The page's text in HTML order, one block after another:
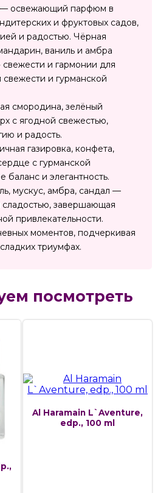
— освежающий парфюм в
и фруктовых садов,
и радостью. Чёрная
ваниль и амбра
свежести и гармонии для
и гурманской
смородина, зелёный
с ягодной свежестью,
и радость.
газировка, конфета,
с гурманской
баланс и элегантность.
мускус, амбра, сандал —
сладостью, завершающая
привлекательности.
моментов, подчеркивая
триумфах.
посмотреть
Al Haramain L`Aventure,
edp., 100 ml